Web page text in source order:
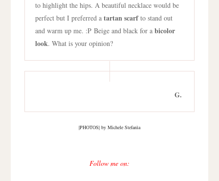
to highlight the hips. A beautiful necklace would be
perfect but I preferred atartan scarfto stand out
and warm up me. :PBeige and black for abicolor
look. What is your opinion?
G.
|PHOTOS| by Michele Stefanìa
Follow me on: